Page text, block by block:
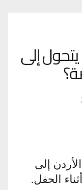
إلى
إلى
الحفل.